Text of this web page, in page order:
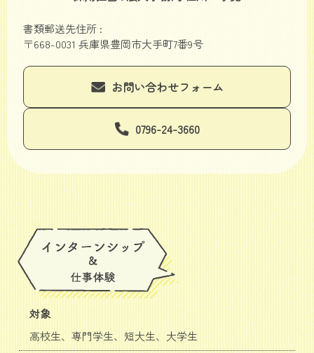
書類郵送先住所 :
〒668-0031 兵庫県豊岡市大手町7番9号
お問い合わせフォーム
0796-24-3660
対象
高校生、専門学生、短大生、大学生